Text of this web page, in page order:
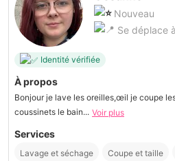
Nouveau
Se déplace
Identité vérifiée
À propos
Bonjour je lave les oreilles,œil je coupe
coussinets le bain... Voir plus
Services
Lavage et séchage Coupe et taille